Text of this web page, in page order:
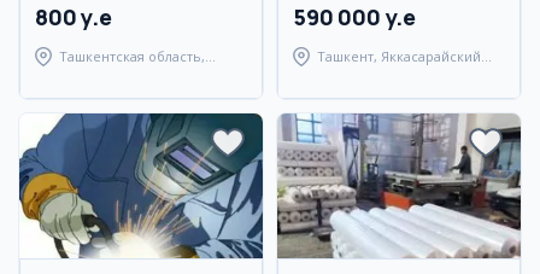
800 y.e
Ташкентская область,
590 000 y.e
Ташкент, Яккасарайский